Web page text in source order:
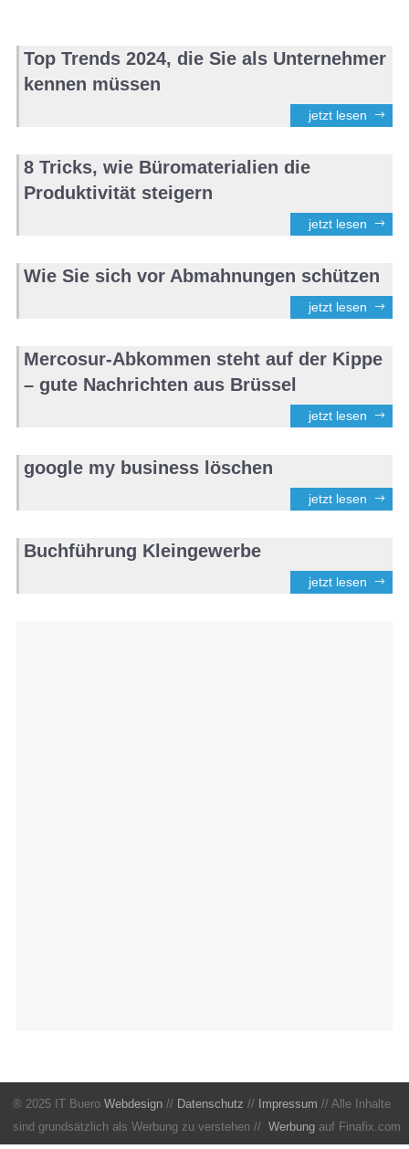
Top Trends 2024, die Sie als Unternehmer
kennen müssen
jetzt lesen
8 Tricks, wie Büromaterialien die
Produktivität steigern
jetzt lesen
Wie Sie sich vor Abmahnungen schützen
jetzt lesen
Mercosur-Abkommen steht auf der Kippe
– gute Nachrichten aus Brüssel
jetzt lesen
google my business löschen
jetzt lesen
Buchführung Kleingewerbe
jetzt lesen
® 2025 IT Buero Webdesign // Datenschutz // Impressum // Alle Inhalte
sind grundsätzlich als Werbung zu verstehen // Werbung auf Finafix.com